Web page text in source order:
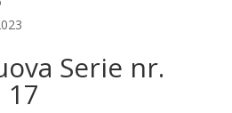
Serie nr.
17